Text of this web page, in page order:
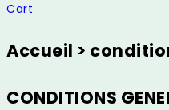
Cart
Accueil >
CONDITIONS